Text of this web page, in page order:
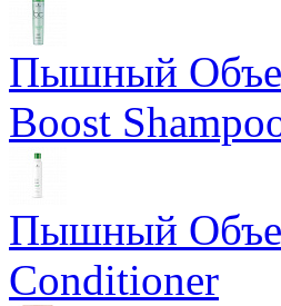
Пышный
Boost
Пышный
Conditioner